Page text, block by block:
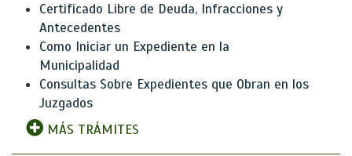
Certificado Libre de Deuda, Infracciones y
Antecedentes
Como Iniciar un Expediente en la
Municipalidad
Consultas Sobre Expedientes que Obran en los
Juzgados
MÁS TRÁMITES